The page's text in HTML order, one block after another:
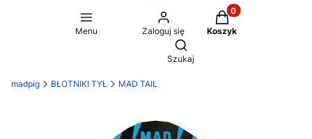
Menu Zaloguj się
Produkty w
Koszyk
Otwórz wyszukiwarkę
Szukaj
madpig BŁOTNIKI TYŁ MAD TAIL